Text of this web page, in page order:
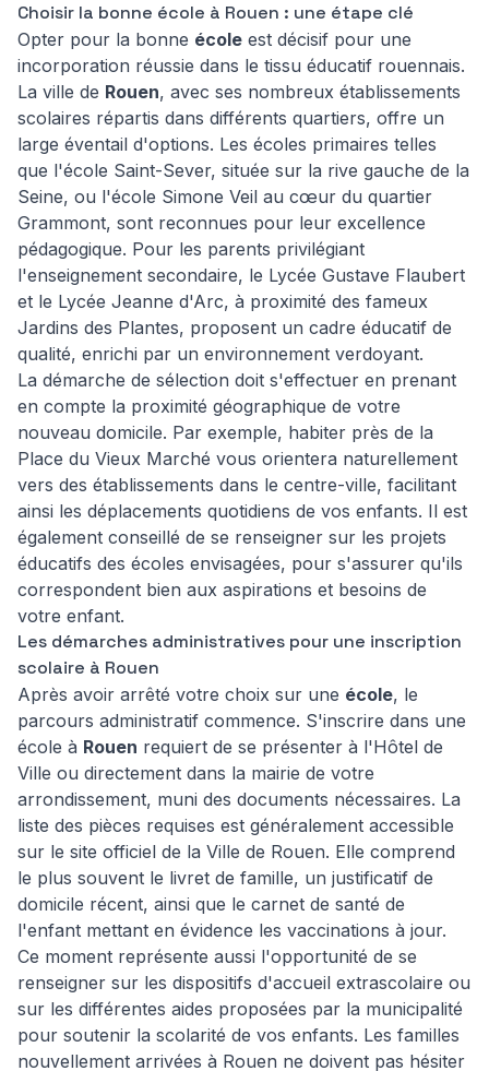
Choisir la bonne école à Rouen : une étape clé
Opter pour la bonne école est décisif pour une
incorporation réussie dans le tissu éducatif rouennais.
La ville de Rouen, avec ses nombreux établissements
scolaires répartis dans différents quartiers, offre un
large éventail d'options. Les écoles primaires telles
que l'école Saint-Sever, située sur la rive gauche de la
Seine, ou l'école Simone Veil au cœur du quartier
Grammont, sont reconnues pour leur excellence
pédagogique. Pour les parents privilégiant
l'enseignement secondaire, le Lycée Gustave Flaubert
et le Lycée Jeanne d'Arc, à proximité des fameux
Jardins des Plantes, proposent un cadre éducatif de
qualité, enrichi par un environnement verdoyant.
La démarche de sélection doit s'effectuer en prenant
en compte la proximité géographique de votre
nouveau domicile. Par exemple, habiter près de la
Place du Vieux Marché vous orientera naturellement
vers des établissements dans le centre-ville, facilitant
ainsi les déplacements quotidiens de vos enfants. Il est
également conseillé de se renseigner sur les projets
éducatifs des écoles envisagées, pour s'assurer qu'ils
correspondent bien aux aspirations et besoins de
votre enfant.
Les démarches administratives pour une inscription
scolaire à Rouen
Après avoir arrêté votre choix sur une école, le
parcours administratif commence. S'inscrire dans une
école à Rouen requiert de se présenter à l'Hôtel de
Ville ou directement dans la mairie de votre
arrondissement, muni des documents nécessaires. La
liste des pièces requises est généralement accessible
sur le site officiel de la Ville de Rouen. Elle comprend
le plus souvent le livret de famille, un justificatif de
domicile récent, ainsi que le carnet de santé de
l'enfant mettant en évidence les vaccinations à jour.
Ce moment représente aussi l'opportunité de se
renseigner sur les dispositifs d'accueil extrascolaire ou
sur les différentes aides proposées par la municipalité
pour soutenir la scolarité de vos enfants. Les familles
nouvellement arrivées à Rouen ne doivent pas hésiter